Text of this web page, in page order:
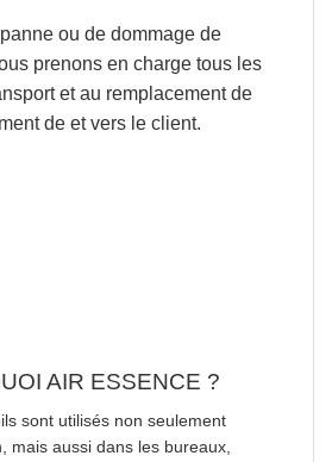
ou de dommage de
prenons en charge tous les
et au remplacement de
de et vers le client.
AIR ESSENCE ?
sont utilisés non seulement
, mais aussi dans les bureaux,